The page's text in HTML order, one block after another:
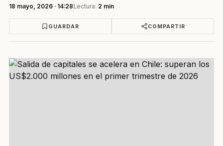
18 mayo, 2026 · 14:28 Lectura: 2 min
GUARDAR COMPARTIR